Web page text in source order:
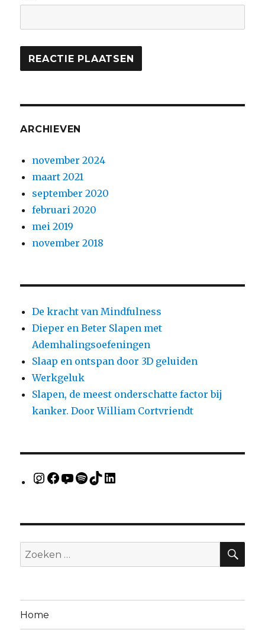
ARCHIEVEN
november 2024
maart 2021
september 2020
februari 2020
mei 2019
november 2018
De kracht van Mindfulness
Dieper en Beter Slapen met
Ademhalingsoefeningen
Slaap en ontspan door 3D geluiden
Werkgeluk
Slapen, de meest onderschatte factor bij
kanker. Door William Cortvriendt
Home